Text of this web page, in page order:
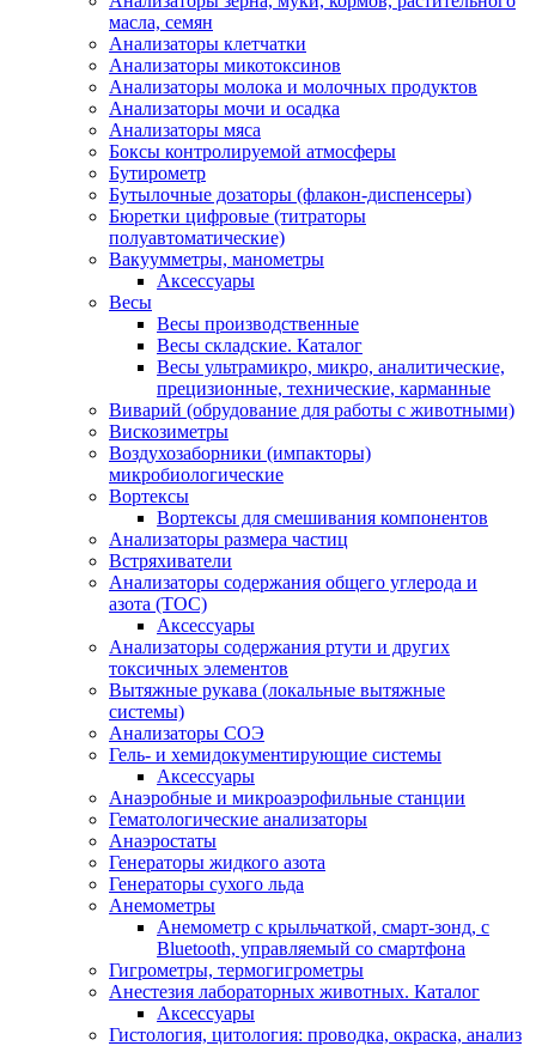
масла, семян
Анализаторы клетчатки
Анализаторы микотоксинов
Анализаторы молока и молочных продуктов
Анализаторы мочи и осадка
Анализаторы мяса
Боксы контролируемой атмосферы
Бутирометр
Бутылочные дозаторы (флакон-диспенсеры)
Бюретки цифровые (титраторы
полуавтоматические)
Вакуумметры, манометры
Аксессуары
Весы
Весы производственные
Весы складские. Каталог
Весы ультрамикро, микро, аналитические,
прецизионные, технические, карманные
Виварий (обрудование для работы с животными)
Вискозиметры
Воздухозаборники (импакторы)
микробиологические
Вортексы
Вортексы для смешивания компонентов
Анализаторы размера частиц
Встряхиватели
Анализаторы содержания общего углерода и
азота (ТОС)
Аксессуары
Анализаторы содержания ртути и других
токсичных элементов
Вытяжные рукава (локальные вытяжные
системы)
Анализаторы СОЭ
Гель- и хемидокументирующие системы
Аксессуары
Анаэробные и микроаэрофильные станции
Гематологические анализаторы
Анаэростаты
Генераторы жидкого азота
Генераторы сухого льда
Анемометры
Анемометр с крыльчаткой, смарт-зонд, с
Bluetooth, управляемый со смартфона
Гигрометры, термогигрометры
Анестезия лабораторных животных. Каталог
Аксессуары
Гистология, цитология: проводка, окраска, анализ